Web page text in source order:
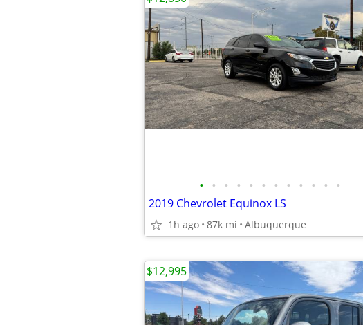
• • • • • • • • • • • •
2019 Chevrolet Equinox LS
1h ago 87k mi Albuquerque
$12,995